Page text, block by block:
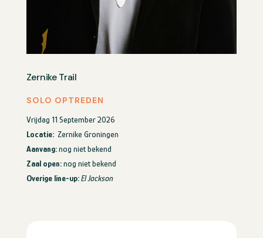
Zernike Trail
SOLO OPTREDEN
Vrijdag 11 September 2026
Locatie: Zernike Groningen
Aanvang:nog niet bekend
Zaal open:nog niet bekend
Overige line-up: El Jackson